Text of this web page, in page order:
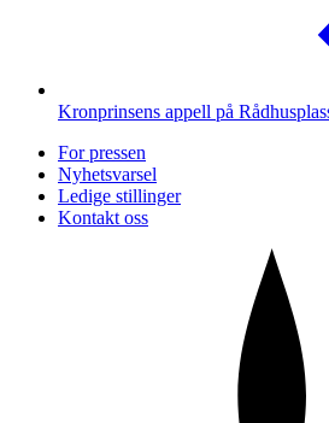
Kronprinsens appell på
For pressen
Nyhetsvarsel
Ledige stillinger
Kontakt oss